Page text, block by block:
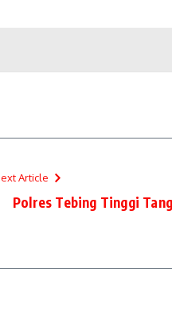
Article
Polres Tebing Tinggi